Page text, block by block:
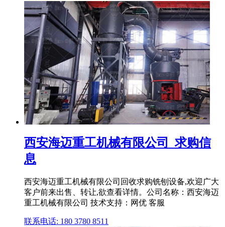
西安海迈重工机械有限公司_求购信
息
西安海迈重工机械有限公司回收求购铣刨设备,欢迎广大
客户前来出售、转让,欲查看详情。公司名称：西安海迈
重工机械有限公司 技术支持：网优 客服
联系电话: 180 3780 8511